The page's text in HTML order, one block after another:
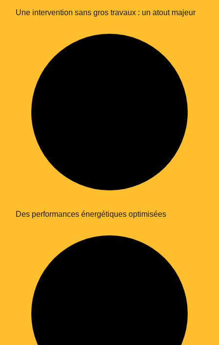
Une intervention sans gros travaux : un atout majeur
Des performances énergétiques optimisées